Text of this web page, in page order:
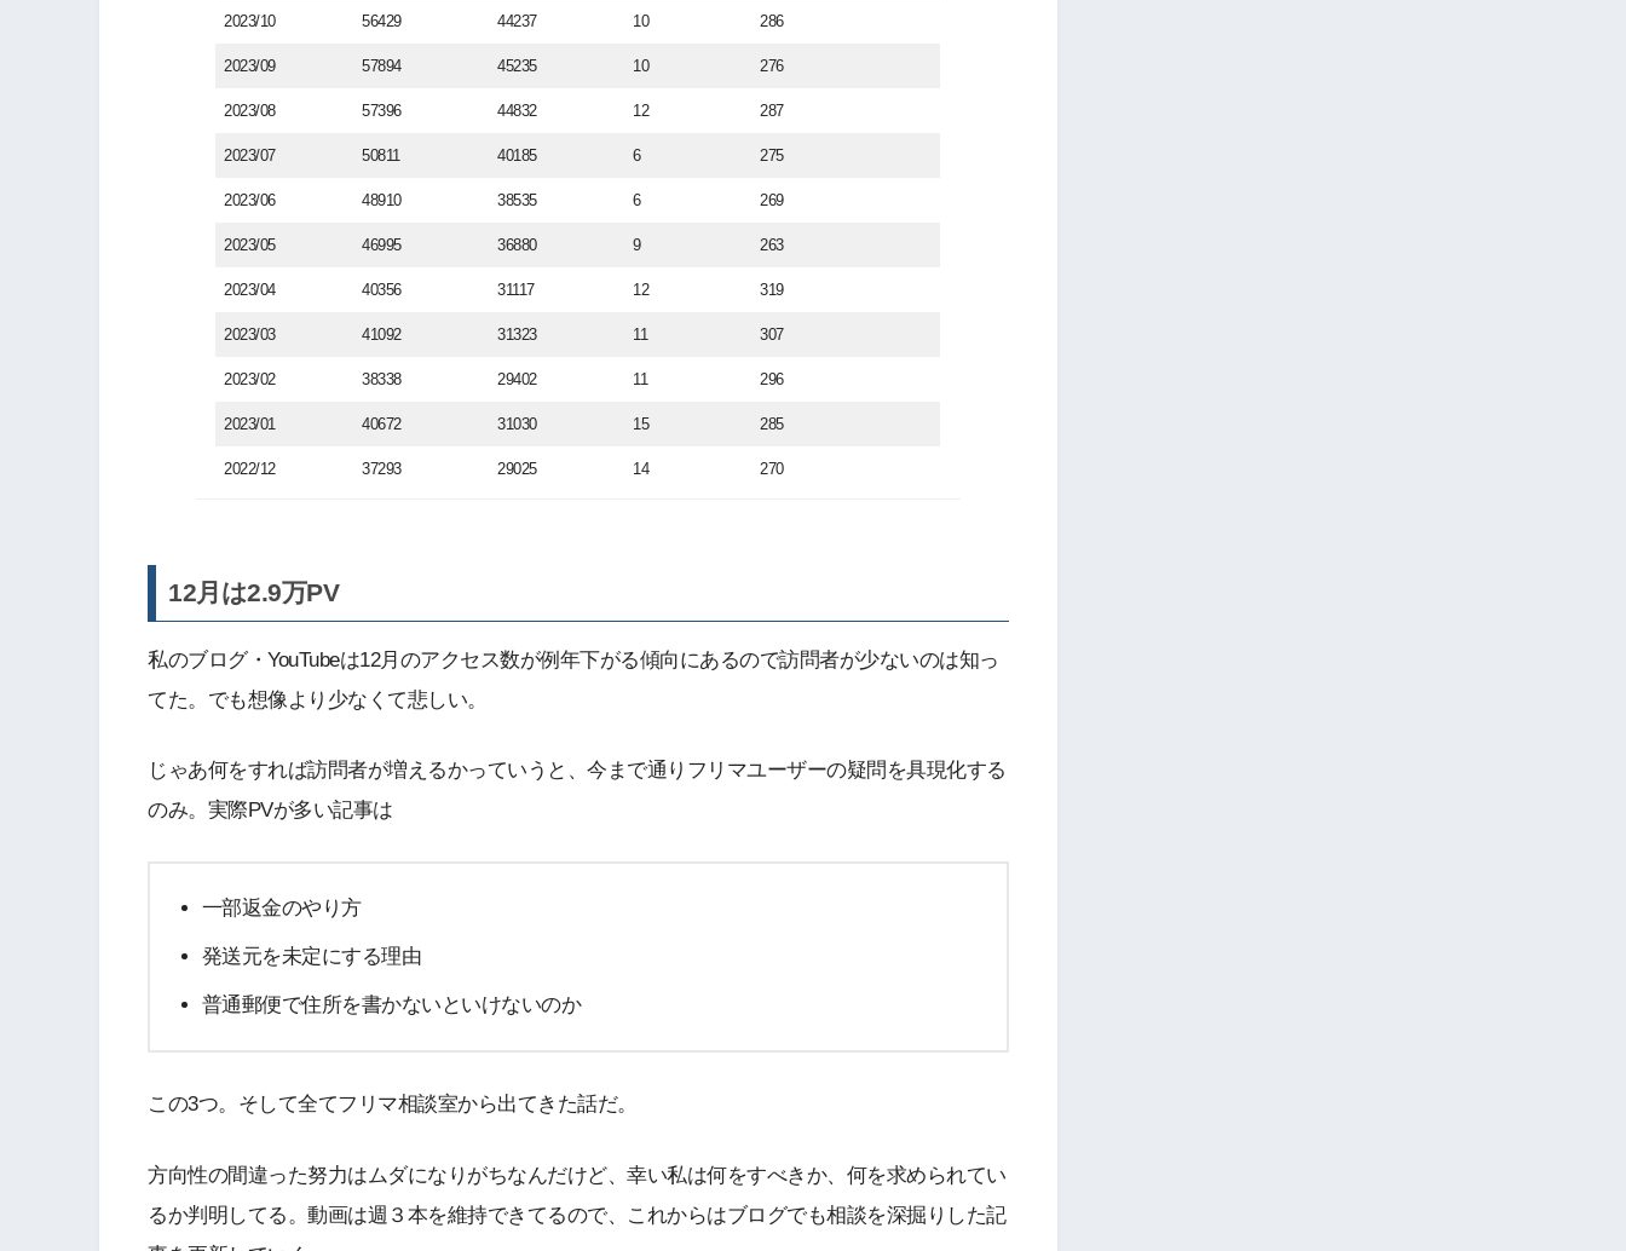
2023/10 56429 44237 10 286
2023/09 57894 45235 10 276
2023/08 57396 44832 12 287
2023/07 50811 40185 6 275
2023/06 48910 38535 6 269
2023/05 46995 36880 9 263
2023/04 40356 31117 12 319
2023/03 41092 31323 11 307
2023/02 38338 29402 11 296
2023/01 40672 31030 15 285
2022/12 37293 29025 14 270
12月は2.9万PV
私のブログ・YouTubeは12月のアクセス数が例年下がる傾向にあるので訪問者が少ないのは知っ
てた。でも想像より少なくて悲しい。
じゃあ何をすれば訪問者が増えるかっていうと、今まで通りフリマユーザーの疑問を具現化する
のみ。実際PVが多い記事は
一部返金のやり方
発送元を未定にする理由
普通郵便で住所を書かないといけないのか
この3つ。そして全てフリマ相談室から出てきた話だ。
方向性の間違った努力はムダになりがちなんだけど、幸い私は何をすべきか、何を求められてい
るか判明してる。動画は週３本を維持できてるので、これからはブログでも相談を深掘りした記